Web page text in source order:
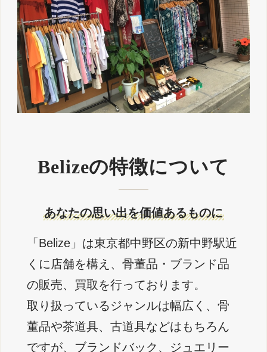
Belizeの特徴について
あなたの思い出を価値あるものに
「Belize」は東京都中野区の新中野駅近
くに店舗を構え、骨董品・ブランド品
の販売、買取を行っております。
取り扱っているジャンルは幅広く、骨
董品や茶道具、古道具などはもちろん
ですが、ブランドバック、ジュエリー